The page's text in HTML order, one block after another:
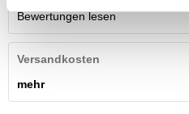
Bewertungen lesen
Versandkosten
mehr